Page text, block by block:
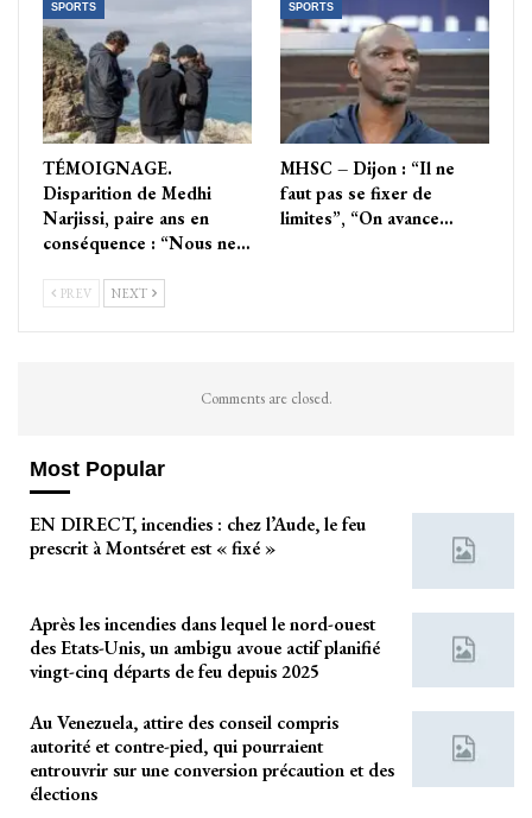
SPORTS
TÉMOIGNAGE.
Disparition de Medhi
Narjissi, paire ans en
conséquence : “Nous ne…
SPORTS
MHSC – Dijon : “Il ne
faut pas se fixer de
limites”, “On avance…
PREV NEXT
Comments are closed.
Most Popular
EN DIRECT, incendies : chez l’Aude, le feu
prescrit à Montséret est « fixé »
Après les incendies dans lequel le nord-ouest
des Etats-Unis, un ambigu avoue actif planifié
vingt-cinq départs de feu depuis 2025
Au Venezuela, attire des conseil compris
autorité et contre-pied, qui pourraient
entrouvrir sur une conversion précaution et des
élections